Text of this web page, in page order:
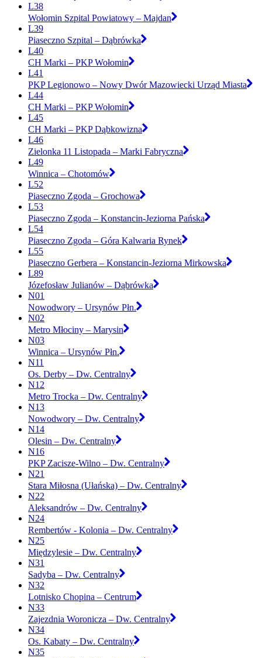
L38
Wołomin Szpital Powiatowy – Majdan
L39
Piaseczno Szpital – Dąbrówka
L40
CH Marki – PKP Wołomin
L41
PKP Legionowo – Nowy Dwór Mazowiecki Urząd Miasta
L44
CH Marki – PKP Wołomin
L45
CH Marki – PKP Dąbkowizna
L46
Zielonka 11 Listopada – Marki Fabryczna
L49
Winnica – Chotomów
L52
Piaseczno Zgoda – Grochowa
L53
Piaseczno Zgoda – Konstancin-Jeziorna Pańska
L54
Piaseczno Zgoda – Góra Kalwaria Rynek
L55
Piaseczno Gerbera – Konstancin-Jeziorna Mirkowska
L89
Józefosław Julianów – Dąbrówka
N01
Nowodwory – Ursynów Płn.
N02
Metro Młociny – Marysin
N03
Winnica – Ursynów Płn.
N11
Os. Derby – Dw. Centralny
N12
Metro Trocka – Dw. Centralny
N13
Nowodwory – Dw. Centralny
N14
Olesin – Dw. Centralny
N16
PKP Zacisze-Wilno – Dw. Centralny
N21
Stara Miłosna (Ułańska) – Dw. Centralny
N22
Aleksandrów – Dw. Centralny
N24
Rembertów - Kolonia – Dw. Centralny
N25
Międzylesie – Dw. Centralny
N31
Sadyba – Dw. Centralny
N32
Lotnisko Chopina – Centrum
N33
Zajezdnia Woronicza – Dw. Centralny
N34
Os. Kabaty – Dw. Centralny
N35